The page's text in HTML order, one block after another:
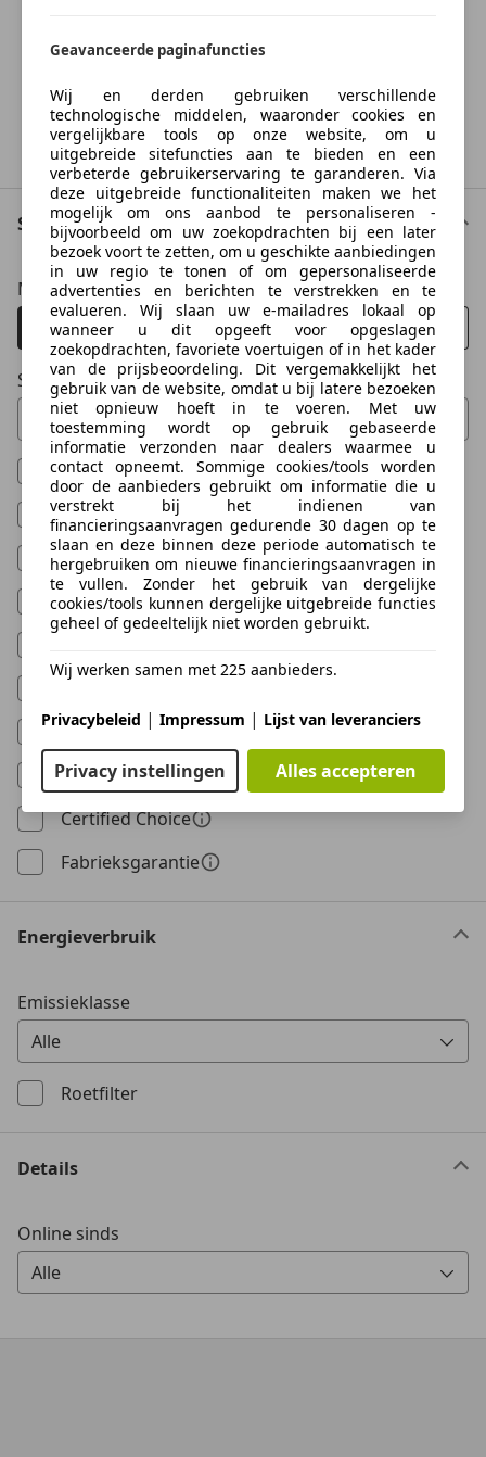
We're sorry, but something unexpected happened.
Please try again or refresh the page.
Try Again
Staat van het voertuig
Maximum aantal eigenaren
Alle
2 4+
Schadeauto
Toon niet
0 Vorschläge gefunden. Verwenden Sie die Auf- und Ab-
Garantie
Met onderhoudshistorie
Niet-rokers auto
BOVAG ImportTellercheck
BOVAGOnderhoudsvrij
NAP-Check
CertifiedChoice
Fabrieksgarantie
Energieverbruik
Emissieklasse
Alle
0 Vorschläge gefunden. Verwenden Sie die Auf- und Ab-
Roetfilter
Details
Online sinds
Alle
Geavanceerde paginafuncties
Wij en derden gebruiken verschillende
technologische middelen, waaronder cookies en
vergelijkbare tools op onze website, om u
uitgebreide sitefuncties aan te bieden en een
verbeterde gebruikerservaring te garanderen. Via
deze uitgebreide functionaliteiten maken we het
mogelijk om ons aanbod te personaliseren -
bijvoorbeeld om uw zoekopdrachten bij een later
bezoek voort te zetten, om u geschikte aanbiedingen
in uw regio te tonen of om gepersonaliseerde
advertenties en berichten te verstrekken en te
evalueren. Wij slaan uw e-mailadres lokaal op
wanneer u dit opgeeft voor opgeslagen
zoekopdrachten, favoriete voertuigen of in het kader
van de prijsbeoordeling. Dit vergemakkelijkt het
gebruik van de website, omdat u bij latere bezoeken
niet opnieuw hoeft in te voeren. Met uw
toestemming wordt op gebruik gebaseerde
informatie verzonden naar dealers waarmee u
contact opneemt. Sommige cookies/tools worden
door de aanbieders gebruikt om informatie die u
verstrekt bij het indienen van
financieringsaanvragen gedurende 30 dagen op te
slaan en deze binnen deze periode automatisch te
hergebruiken om nieuwe financieringsaanvragen in
te vullen. Zonder het gebruik van dergelijke
cookies/tools kunnen dergelijke uitgebreide functies
geheel of gedeeltelijk niet worden gebruikt.
Wij werken samen met 225 aanbieders.
Privacybeleid | Impressum | Lijst van leveranciers
Privacy instellingen Alles accepteren